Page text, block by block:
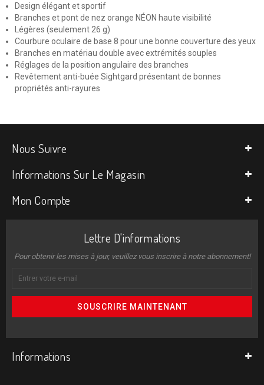
Design élégant et sportif
Branches et pont de nez orange NÉON haute visibilité
Légères (seulement 26 g)
Courbure oculaire de base 8 pour une bonne couverture des yeux
Branches en matériau double avec extrémités souples
Réglages de la position angulaire des branches
Revêtement anti-buée Sightgard présentant de bonnes
propriétés anti-rayures
Nous Suivre
Informations Sur Le Magasin
Mon Compte
Lettre D'informations
Pour obtenir les mises à jour, veuillez vous inscrire à notre abonnement!
SOUSCRIRE MAINTENANT
Informations